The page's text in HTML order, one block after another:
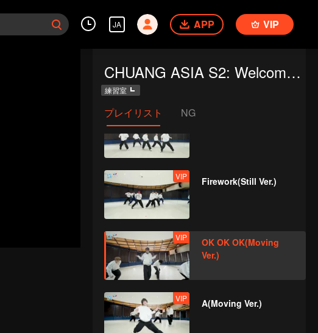
JA APP VIP
CHUANG ASIA S2: Welcome to Practice Room
練習室
プレイリスト NG
Road(Still Ver.)
VIP
VIP Firework(Still Ver.)
VIP
OK OK OK(Moving
Ver.)
VIP A(Moving Ver.)